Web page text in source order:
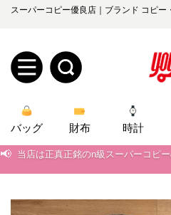
スーパーコピー優良店｜ブランド コピ
規
ユ
ロ
グ
バッグ 財布 時計